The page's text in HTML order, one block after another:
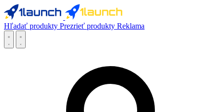
Hľadať produkty Prezrieť produkty Reklama